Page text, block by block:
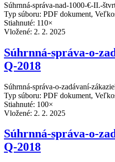
Súhrnná-správa-nad-1000-€-II.-
Typ súboru: PDF dokument,
Stiahnuté: 110×
Vložené: 2. 2. 2025
Súhrnná-správa-o-
Q-2018
Súhrnná-správa-o-zadávaní-
Typ súboru: PDF dokument,
Stiahnuté: 100×
Vložené: 2. 2. 2025
Súhrnná-správa-o-
Q-2018